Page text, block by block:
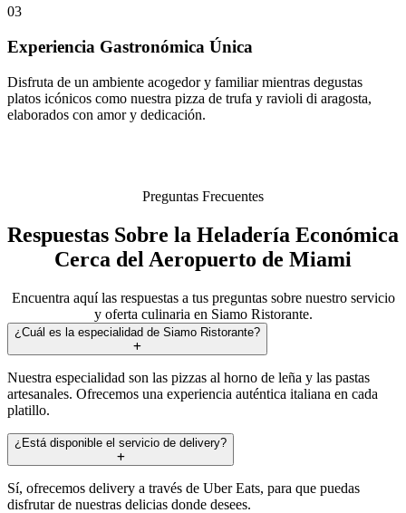
03
Experiencia Gastronómica Única
Disfruta de un ambiente acogedor y familiar mientras degustas
platos icónicos como nuestra pizza de trufa y ravioli di aragosta,
elaborados con amor y dedicación.
Preguntas Frecuentes
Respuestas Sobre la Heladería Económica
Cerca del Aeropuerto de Miami
Encuentra aquí las respuestas a tus preguntas sobre nuestro servicio
y oferta culinaria en Siamo Ristorante.
¿Cuál es la especialidad de Siamo Ristorante?
Nuestra especialidad son las pizzas al horno de leña y las pastas
artesanales. Ofrecemos una experiencia auténtica italiana en cada
platillo.
¿Está disponible el servicio de delivery?
Sí, ofrecemos delivery a través de Uber Eats, para que puedas
disfrutar de nuestras delicias donde desees.